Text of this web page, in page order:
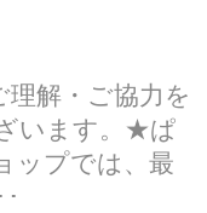
解・ご協力を
います。★ぱ
ップでは、最